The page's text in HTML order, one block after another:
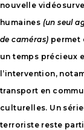
nouvelle
humaines (un seul
de caméras) permet
un temps précieux
l’intervention,
transport en
culturelles. Un
terroriste reste